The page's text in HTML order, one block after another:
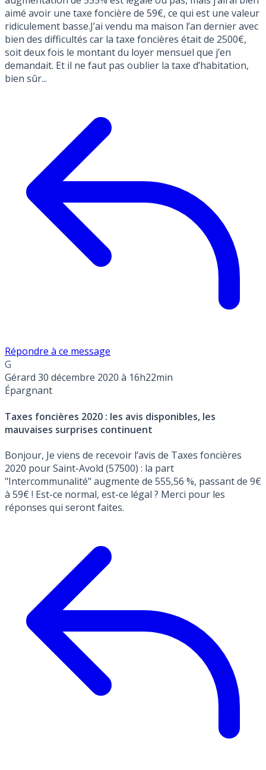
aimé avoir une taxe foncière de 59€, ce qui est une valeur
ridiculement basse.J’ai vendu ma maison l’an dernier avec
bien des difficultés car la taxe foncières était de 2500€,
soit deux fois le montant du loyer mensuel que j’en
demandait. Et il ne faut pas oublier la taxe d’habitation,
bien sûr...
Répondre à ce message
G
Gérard 30 décembre 2020 à 16h22min
Épargnant
Taxes foncières 2020 : les avis disponibles, les
mauvaises surprises continuent
Bonjour, Je viens de recevoir l’avis de Taxes foncières
2020 pour Saint-Avold (57500) : la part
"Intercommunalité" augmente de 555,56 %, passant de 9€
à 59€ ! Est-ce normal, est-ce légal ? Merci pour les
réponses qui seront faites.